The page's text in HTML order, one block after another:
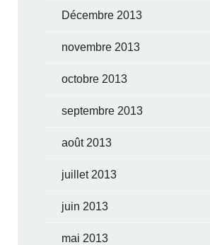
Décembre 2013
novembre 2013
octobre 2013
septembre 2013
août 2013
juillet 2013
juin 2013
mai 2013